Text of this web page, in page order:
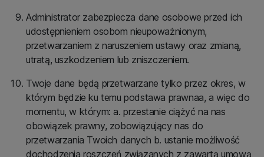
Administrator zabezpiecza dane osobowe przed ich
udostępnieniem osobom nieupoważnionym,
przetwarzaniem z naruszeniem ustawy oraz zmianą,
utratą, uszkodzeniem lub zniszczeniem.
Twoje dane będą przetwarzane tylko przez okres, w
którym będzie ku temu podstawa prawnaa, a więc do
momentu, w którym: a. przestanie ciążyć na nas
obowiązek prawny, zobowiązujący nas do
przetwarzania Twoich danych b. ustanie możliwość
dochodzenia roszczeń związanych z zawartą umową